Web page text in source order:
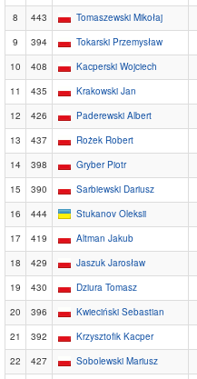
8
443 Tomaszewski Mikołaj
9
394 Tokarski Przemysław
10
408 Kacperski Wojciech
11
435 Krakowski Jan
12
426 Paderewski Albert
13
437 Rożek Robert
14
398 Gryber Piotr
15
390 Sarbiewski Dariusz
16
444 Stukanov Oleksii
17
419 Altman Jakub
18
429 Jaszuk Jarosław
19
430 Dziura Tomasz
20
396 Kwieciński Sebastian
21
392 Krzysztofik Kacper
22
427 Sobolewski Mariusz